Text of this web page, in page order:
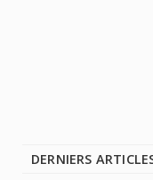
DERNIERS